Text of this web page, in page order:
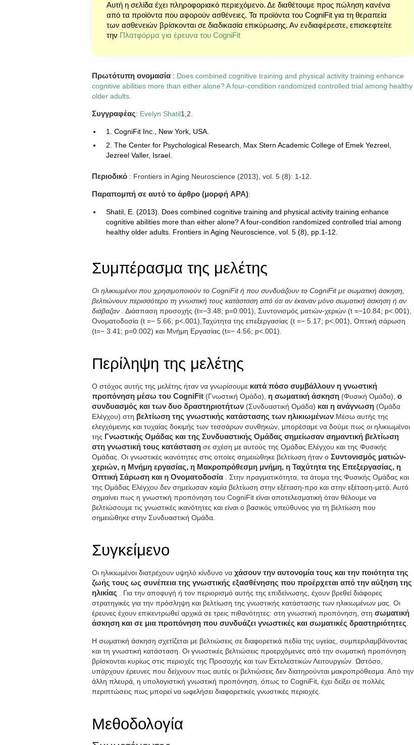
Αυτή η σελίδα έχει πληροφοριακό περιεχόμενο. Δε διαθέτουμε προς πώληση κανένα
από τα προϊόντα που αφορούν ασθένειες. Τα προϊόντα του CogniFit για τη θεραπεία
των ασθενειών βρίσκονται σε διαδικασία επικύρωσης. Αν ενδιαφέρεστε, επισκεφτείτε
την Πλατφόρμα για έρευνα του CogniFit
Πρωτότυπη ονομασία : Does combined cognitive training and physical activity training enhance
cognitive abilities more than either alone? A four-condition randomized controlled trial among healthy
older adults
Συγγραφέας: Evelyn Shatil1,2.
1. CogniFit Inc., New York, USA.
2. The Center for Psychological Research, Max Stern Academic College of Emek Yezreel,
Jezreel Valler, Israel.
Περιοδικό : Frontiers in Aging Neuroscience (2013), vol. 5 (8): 1-12.
Παραπομπή σε αυτό το άρθρο (μορφή APA):
Shatil, E. (2013). Does combined cognitive training and physical activity training enhance
cognitive abilities more than either alone? A four-condition randomized controlled trial among
healthy older adults. Frontiers in Aging Neuroscience, vol. 5 (8), pp.1-12.
Συμπέρασμα της μελέτης
Οι ηλικιωμένοι που χρησιμοποιούν το CogniFit ή που συνδυάζουν το CogniFit με σωματική άσκηση,
βελτιώνουν περισσότερο τη γνωστική τους κατάσταση από ότι αν έκαναν μόνο σωματική άσκηση ή αν
διάβαζαν
. Διάσπαση προσοχής (t=−3.48; p=0.001), Συντονισμός ματιών-χεριών (t =−10.84; p<.001),
Ονοματοδοσία (t =− 5.66; p<.001),Ταχύτητα της επεξεργασίας (t =− 5.17; p<.001), Οπτική σάρωση
(t=− 3.41; p=0.002) και Μνήμη Εργασίας (t=− 4.56; p<.001).
Περίληψη της μελέτης
Ο στόχος αυτής της μελέτης ήταν να γνωρίσουμε κατά πόσο συμβάλλουν η γνωστική
προπόνηση μέσω του CogniFit (Γνωστική Ομάδα), η σωματική άσκηση (Φυσική Ομάδα), ο
συνδυασμός και των δυο δραστηριοτήτων (Συνδυαστική Ομάδα) και η ανάγνωση (Ομάδα
Ελέγχου) στη βελτίωση της γνωστικής κατάστασης των ηλικιωμένων .Μέσω αυτής της
ελεγχόμενης και τυχαίας δοκιμής των τεσσάρων συνθηκών, μπορέσαμε να δούμε πως οι ηλικιωμένοι
της Γνωστικής Ομάδας και της Συνδυαστικής Ομάδας σημείωσαν σημαντική βελτίωση
στη γνωστική τους κατάσταση σε σχέση με αυτούς της Ομάδας Ελέγχου και της Φυσικής
Ομάδας. Οι γνωστικές ικανότητες στις οποίες σημειώθηκε βελτίωση ήταν ο Συντονισμός ματιών-
χεριών, η Μνήμη εργασίας, η Μακροπρόθεσμη μνήμη, η Ταχύτητα της Επεξεργασίας, η
Οπτική Σάρωση και η Ονοματοδοσία
. Στην πραγματικότητα, τα άτομα της Φυσικής Ομάδας και
της Ομάδας Ελέγχου δεν σημείωσαν καμία βελτίωση στην εξέταση-προ και στην εξέταση-μετά. Αυτό
σημαίνει πως η γνωστική προπόνηση του CogniFit είναι αποτελεσματική όταν θέλουμε να
βελτιώσουμε τις γνωστικές ικανότητες και είναι ο βασικός υπεύθυνος για τη βελτίωση που
σημειώθηκε στην Συνδυαστική Ομάδα.
Συγκείμενο
Οι ηλικιωμένοι διατρέχουν υψηλό κίνδυνο να χάσουν την αυτονομία τους και την ποιότητα της
ζωής τους ως συνέπεια της γνωστικής εξασθένησης που προέρχεται από την αύξηση της
ηλικίας
. Για την αποφυγή ή τον περιορισμό αυτής της επιδείνωσης, έχουν βρεθεί διάφορες
στρατηγικές για την πρόσληψη και βελτίωση της γνωστικής κατάστασης των ηλικιωμένων μας. Οι
έρευνες έχουν επικεντρωθεί αρχικά σε τρεις πιθανότητες: στη γνωστική προπόνηση, στη σωματική
άσκηση και σε μια προπόνηση που συνδυάζει γνωστικές και σωματικές δραστηριότητες
Η σωματική άσκηση σχετίζεται με βελτιώσεις σε διαφορετικά πεδία της υγείας, συμπεριλαμβάνοντας
και τη γνωστική κατάσταση. Οι γνωστικές βελτιώσεις προερχόμενες από την σωματική προπόνηση
βρίσκονται κυρίως στις περιοχές της Προσοχής και των Εκτελεστικών Λειτουργιών. Ωστόσο,
υπάρχουν έρευνες που δείχνουν πως αυτές οι βελτιώσεις δεν διατηρούνται μακροπρόθεσμα. Από την
άλλη πλευρά, η υπολογιστική γνωστική προπόνηση, όπως το CogniFit, έχει δείξει σε πολλές
περιπτώσεις πως μπορεί να ωφελήσει διαφορετικές γνωστικές περιοχές.
Μεθοδολογία